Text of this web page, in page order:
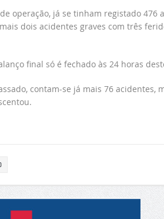
operação, já se tinham registado 476
dois acidentes graves com três
final só é fechado às 24 horas
contam-se já mais 76 acidentes,